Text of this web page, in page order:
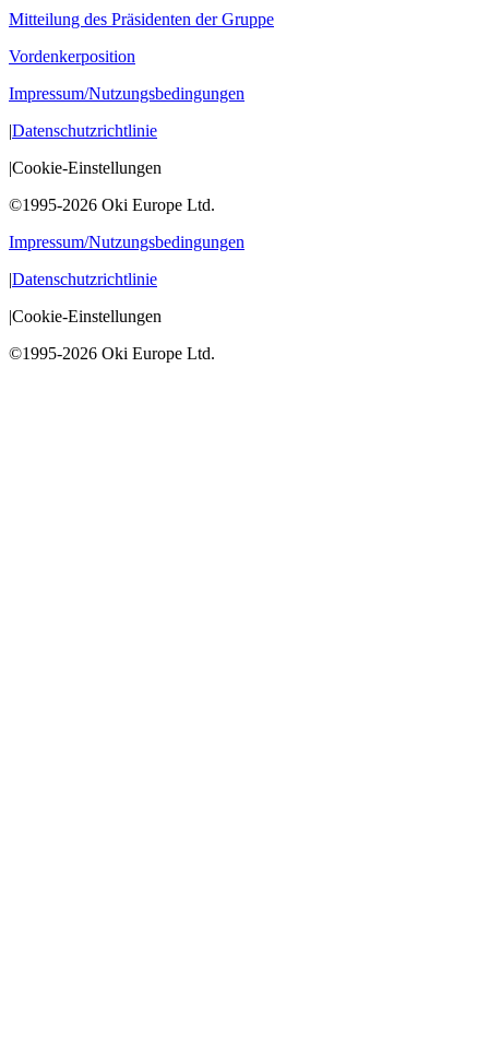
Mitteilung des Präsidenten der Gruppe
Vordenkerposition
Impressum/Nutzungsbedingungen
|Datenschutzrichtlinie
|Cookie-Einstellungen
©1995-2026 Oki Europe Ltd.
Impressum/Nutzungsbedingungen
|Datenschutzrichtlinie
|Cookie-Einstellungen
©1995-2026 Oki Europe Ltd.